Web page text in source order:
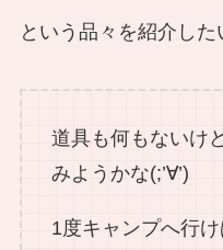
という品々を紹介した
道具も何もないけ
みようかな(;’∀’)
1度キャンプへ行